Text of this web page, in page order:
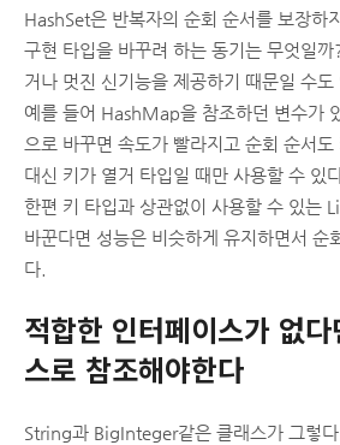
HashSet은 반복자의 순회 순서를 보장하
구현 타입을 바꾸려 하는 동기는 무엇일
거나 멋진 신기능을 제공하기 때문일 수도
예를 들어 HashMap을 참조하던 변수가
으로 바꾸면 속도가 빨라지고 순회 순서
대신 키가 열거 타입일 때만 사용할 수 있
한편 키 타입과 상관없이 사용할 수 있는
바꾼다면 성능은 비슷하게 유지하면서 순
다.
적합한 인터페이스가 없
스로 참조해야한다
String과 BigInteger같은 클래스가 그렇